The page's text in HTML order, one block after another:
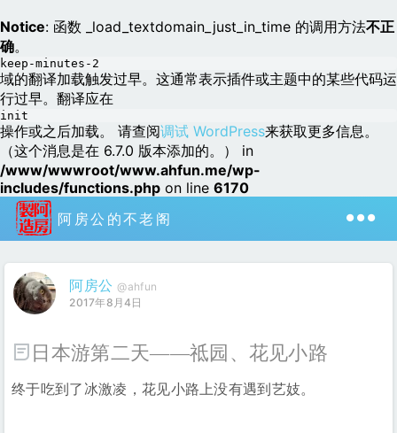
Notice: 函数 _load_textdomain_just_in_time 的调用方法不正
确。
keep-minutes-2
域的翻译加载触发过早。这通常表示插件或主题中的某些代码运
行过早。翻译应在
init
操作或之后加载。 请查阅调试 WordPress来获取更多信息。
（这个消息是在 6.7.0 版本添加的。） in
/www/wwwroot/www.ahfun.me/wp-
includes/functions.php on line 6170
阿房公的不老阁
阿房公 @ahfun
2017年8月4日
日本游第二天——祗园、花见小路
终于吃到了冰激凌，花见小路上没有遇到艺妓。